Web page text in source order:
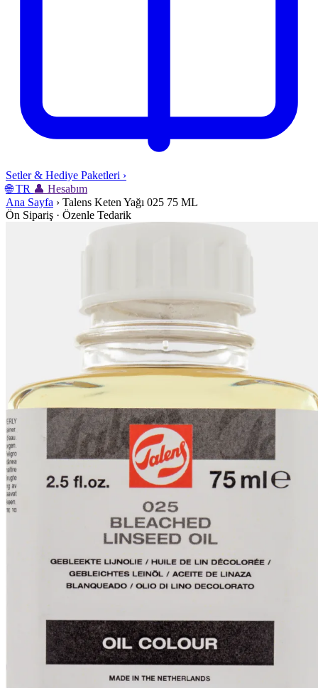
Setler & Hediye Paketleri ›
🌐 TR 👤 Hesabım
Ana Sayfa › Talens Keten Yağı 025 75 ML
Ön Sipariş · Özenle Tedarik